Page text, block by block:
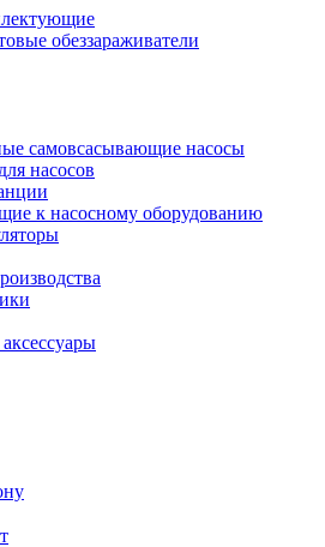
обеззараживатели
самовсасывающие насосы
насосов
к насосному оборудованию